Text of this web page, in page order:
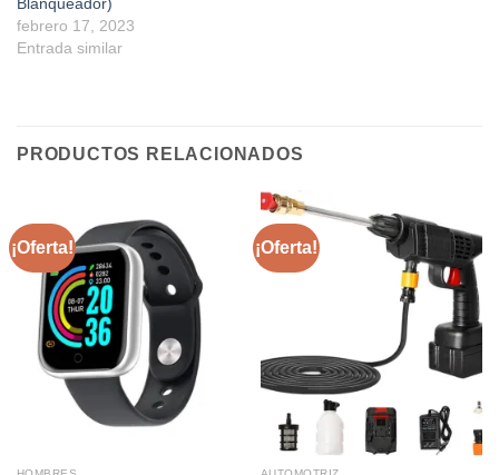
febrero 17, 2023
Entrada similar
PRODUCTOS RELACIONADOS
¡Oferta! ¡Oferta!